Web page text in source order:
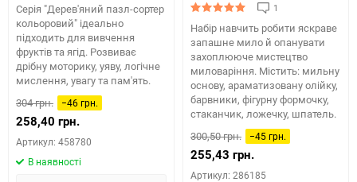
Серія "Дерев'яний пазл-сортер
кольоровий" ідеально
підходить для вивчення
фруктів та ягід. Розвиває
дрібну моторику, уяву, логічне
мислення, увагу та пам'ять.
304 грн.
−46 грн.
258,40 грн.
Артикул: 458780
В наявності
1
Набір навчить робити яскраве
запашне мило й опанувати
захоплююче мистецтво
миловаріння. Містить: мильну
основу, араматизовану олійку,
барвники, фігурну формочку,
стаканчик, ложечку, шпатель.
300,50 грн.
−45 грн.
255,43 грн.
Артикул: 286185